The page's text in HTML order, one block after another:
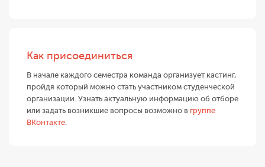
Как присоединиться
В начале каждого семестра команда организует кастинг,
пройдя который можно стать участником студенческой
организации. Узнать актуальную информацию об отборе
или задать возникшие вопросы возможно в группе
ВКонтакте